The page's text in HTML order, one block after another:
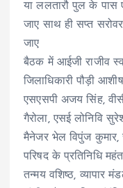
या ललतारौ पुल के पास
जाए साथ ही सप्त सरोवर
जाए
बैठक में आईजी राजीव
जिलाधिकारी पौड़ी
एसएसपी अजय सिंह,
गैरोला, एसई लोनिवि
मैनेजर भेल विपुंज कुमार,
परिषद के प्रतिनिधि
तन्मय वशिष्ठ, व्यापार